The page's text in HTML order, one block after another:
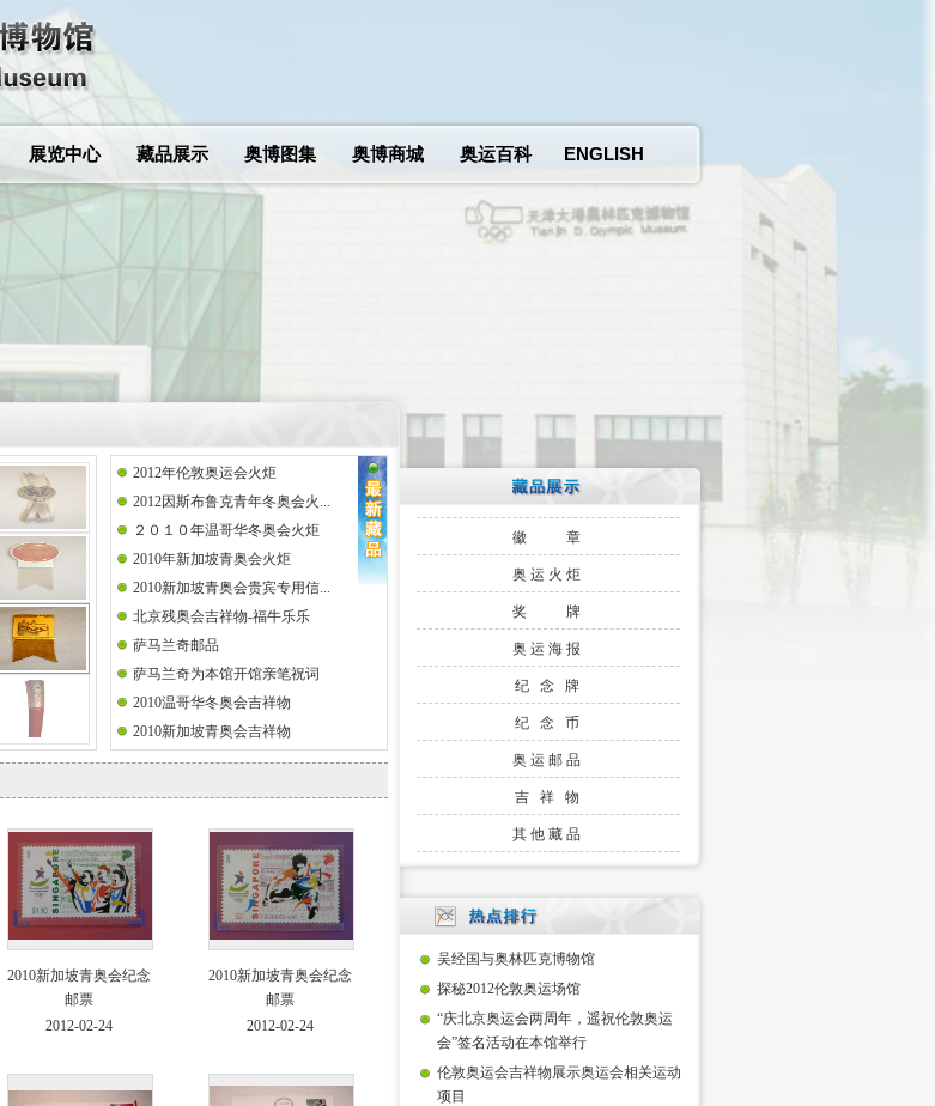
展览中心 藏品展示 奥博图集 奥博商城 奥运百科 ENGLISH
2012年伦敦奥运会火炬
2012因斯布鲁克青年冬奥会火...
２０１０年温哥华冬奥会火炬
2010年新加坡青奥会火炬
2010新加坡青奥会贵宾专用信...
北京残奥会吉祥物-福牛乐乐
萨马兰奇邮品
萨马兰奇为本馆开馆亲笔祝词
2010温哥华冬奥会吉祥物
2010新加坡青奥会吉祥物
2010新加坡青奥会纪念
邮票
2012-02-24
2010新加坡青奥会纪念
邮票
2012-02-24
徽 章
奥运火炬
奖 牌
奥运海报
纪 念 牌
纪 念 币
奥运邮品
吉 祥 物
其他藏品
吴经国与奥林匹克博物馆
探秘2012伦敦奥运场馆
“庆北京奥运会两周年，遥祝伦敦奥运
会”签名活动在本馆举行
伦敦奥运会吉祥物展示奥运会相关运动
项目